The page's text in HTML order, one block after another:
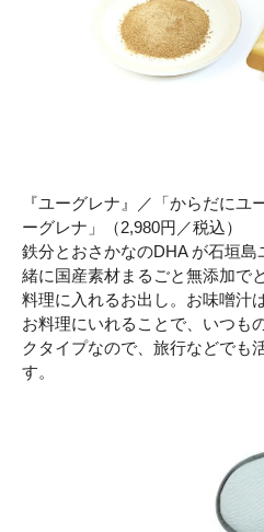
『ユーグレナ』／「からだにユ
ーグレナ」（2,980円／税込）
鉄分とおさかなのDHA が石垣
緒に国産素材まるごと無添加で
料理に入れるお出し。お味噌汁
お料理にいれることで、いつも
クタイプなので、旅行などでも
す。